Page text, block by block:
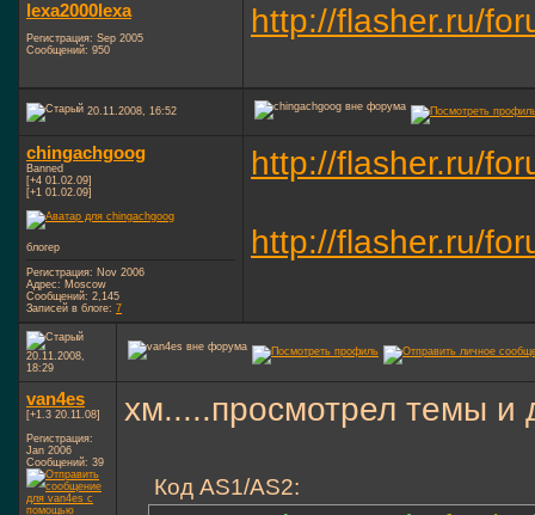
lexa2000lexa
Регистрация: Sep 2005
Сообщений: 950
http://flasher.ru/
20.11.2008, 16:52
chingachgoog
Banned
[+4 01.02.09]
[+1 01.02.09]
блогер
Регистрация: Nov 2006
Адрес: Moscow
Сообщений: 2,145
Записей в блоге: 7
http://flasher.ru/
http://flasher.ru/
20.11.2008,
18:29
van4es
[+1.3 20.11.08]
Регистрация:
Jan 2006
Сообщений: 39
хм.....просмотрел темы и
Код AS1/AS2: